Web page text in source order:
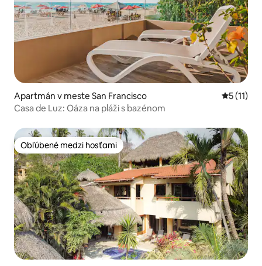
Apartmán v meste San Francisco
5 (11)
Casa de Luz: Oáza na pláži s bazénom
Obľúbené medzi hosťami
Obľúbené medzi hosťami